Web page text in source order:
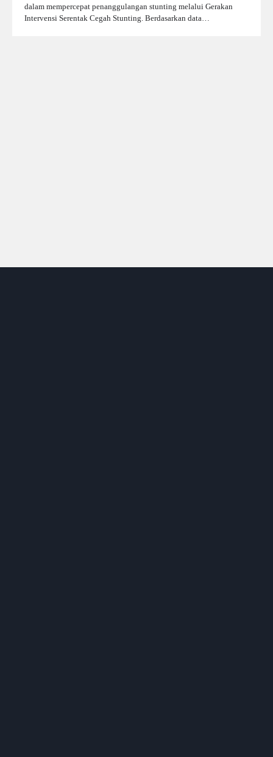
dalam mempercepat penanggulangan stunting melalui Gerakan
Intervensi Serentak Cegah Stunting. Berdasarkan data…